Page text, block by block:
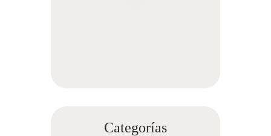
Categorías